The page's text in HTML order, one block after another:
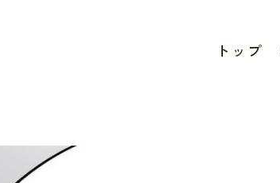
トップ